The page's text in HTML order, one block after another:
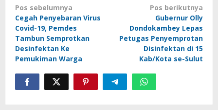
Navigasi
pos
Pos sebelumnya
Cegah Penyebaran Virus
Covid-19, Pemdes
Tambun Semprotkan
Desinfektan Ke
Pemukiman Warga
Pos berikutnya
Gubernur Olly
Dondokambey Lepas
Petugas Penyemprotan
Disinfektan di 15
Kab/Kota se-Sulut